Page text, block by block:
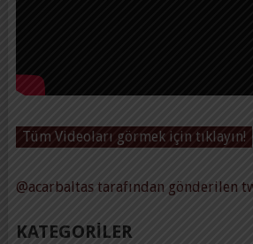
Tüm Videoları görmek için tıklayın!
@acarbaltas tarafından gönderilen
KATEGORILER